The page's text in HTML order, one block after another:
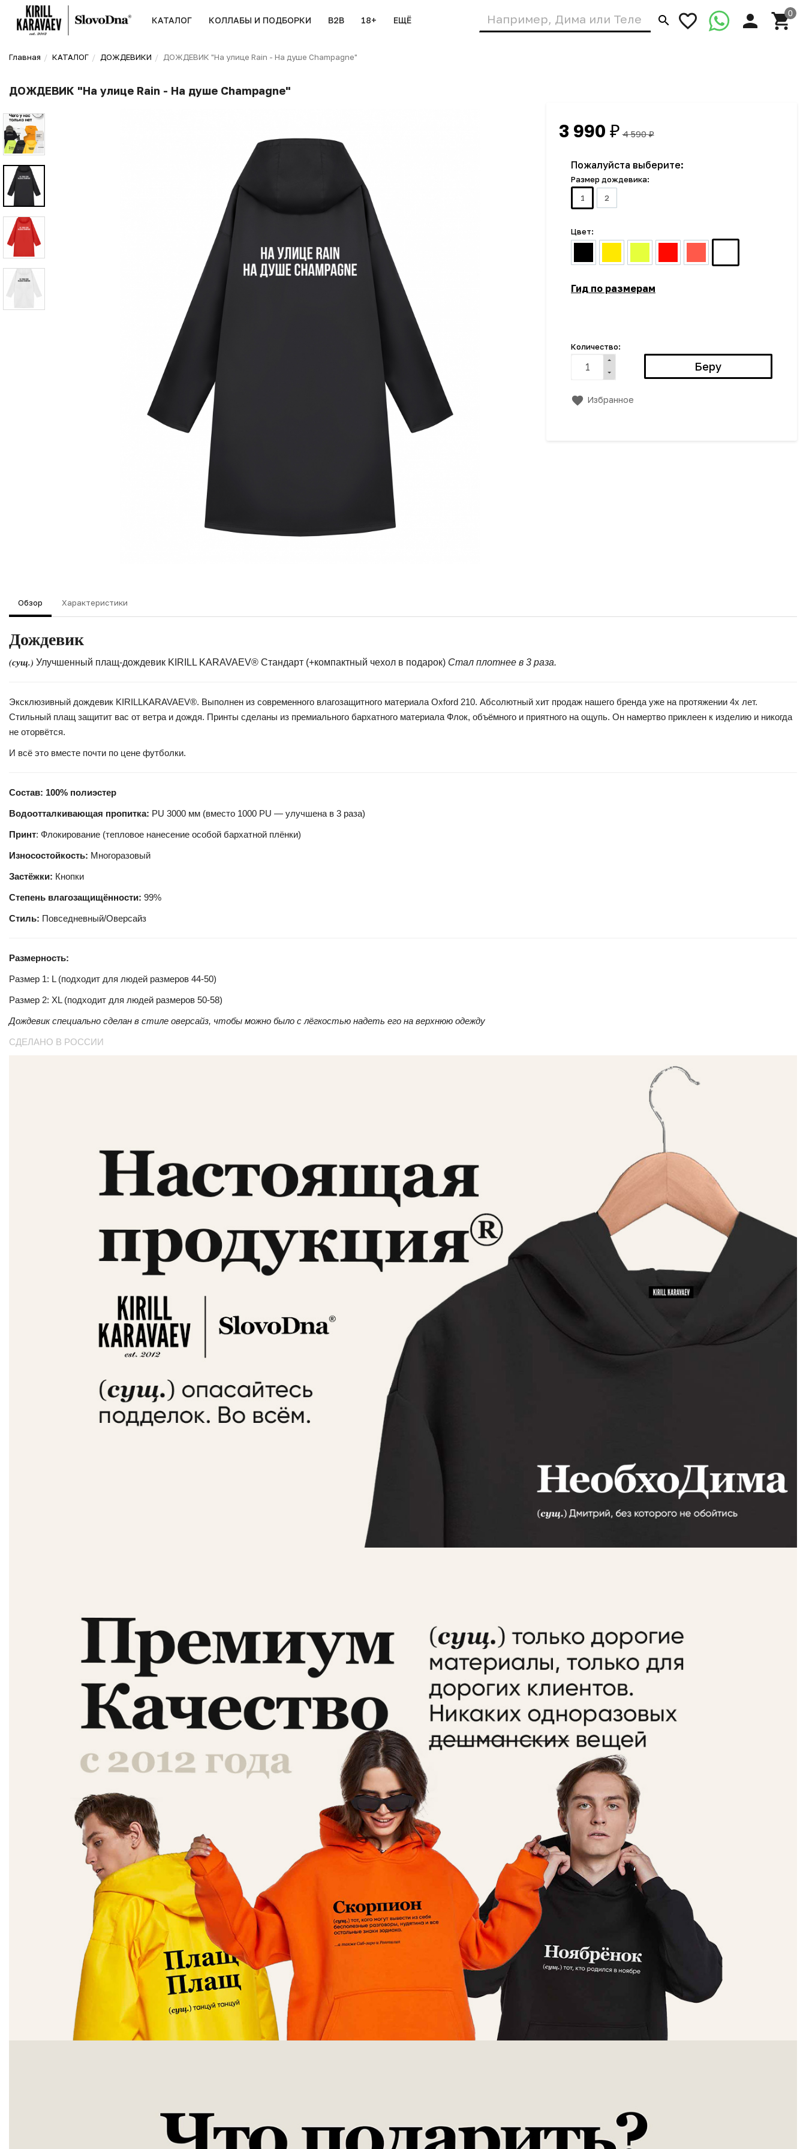
КАТАЛОГ КОЛЛАБЫ И ПОДБОРКИ B2B 18+ ЕЩЁ
Главная КАТАЛОГ ДОЖДЕВИКИ ДОЖДЕВИК "На улице Rain - На душе Champagne"
ДОЖДЕВИК "На улице Rain - На душе Champagne"
3 990 ₽ 4 590₽
Пожалуйста выберите:
Размер дождевика:
1
2
Цвет:
Гид по размерам
Количество:
Избранное
Обзор Характеристики
Дождевик
(сущ.) Улучшенный плащ-дождевик KIRILL KARAVAEV® Стандарт (+компактный чехол в подарок) Стал плотнее в 3 раза.
Эксклюзивный дождевик KIRILLKARAVAEV®. Выполнен из современного влагозащитного материала Oxford 210. Абсолютный хит продаж нашего бренда уже на протяжении 4х лет.
Стильный плащ защитит вас от ветра и дождя. Принты сделаны из премиального бархатного материала Флок, объёмного и приятного на ощупь. Он намертво приклеен к изделию и никогда
не оторвётся.
И всё это вместе почти по цене футболки.
Состав: 100% полиэстер
Водоотталкивающая пропитка: PU 3000 мм (вместо 1000 PU — улучшена в 3 раза)
Принт: Флокирование (тепловое нанесение особой бархатной плёнки)
Износостойкость: Многоразовый
Застёжки: Кнопки
Степень влагозащищённости: 99%
Стиль: Повседневный/Оверсайз
Размерность:
Размер 1: L (подходит для людей размеров 44-50)
Размер 2: XL (подходит для людей размеров 50-58)
Дождевик специально сделан в стиле оверсайз, чтобы можно было с лёгкостью надеть его на верхнюю одежду
СДЕЛАНО В РОССИИ